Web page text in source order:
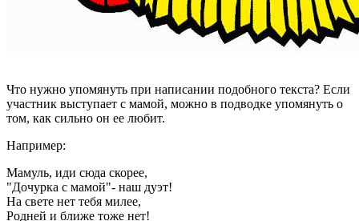
Что нужно упомянуть при написании подобного текста? Если
участник выступает с мамой, можно в подводке упомянуть о
том, как сильно он ее любит.
Например:
Мамуль, иди сюда скорее,
"Дочурка с мамой"- наш дуэт!
На свете нет тебя милее,
Родней и ближе тоже нет!